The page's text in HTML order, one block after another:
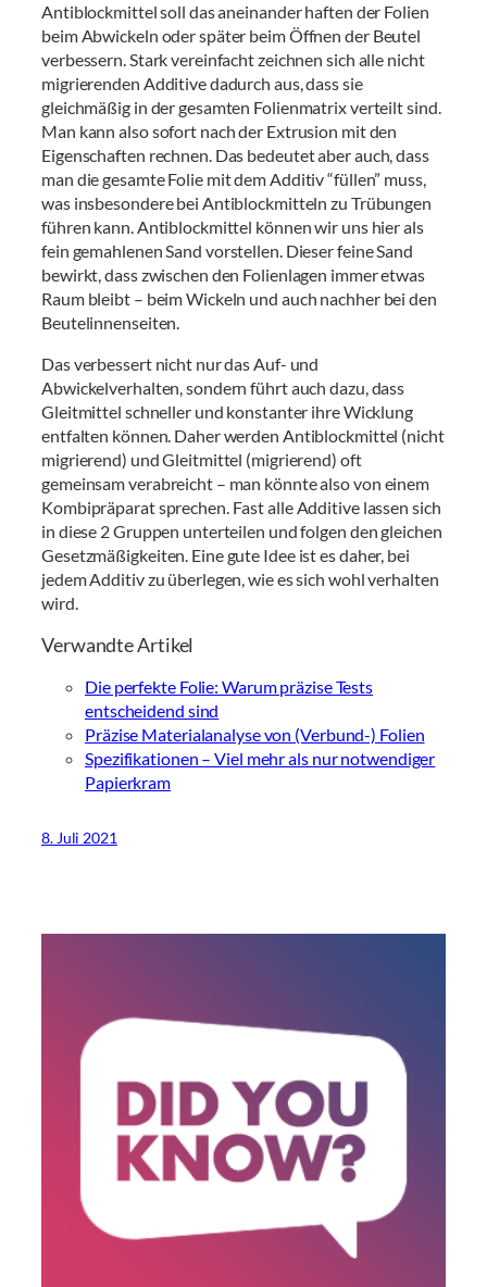
Antiblockmittel soll das aneinander haften der Folien
beim Abwickeln oder später beim Öffnen der Beutel
verbessern. Stark vereinfacht zeichnen sich alle nicht
migrierenden Additive dadurch aus, dass sie
gleichmäßig in der gesamten Folienmatrix verteilt sind.
Man kann also sofort nach der Extrusion mit den
Eigenschaften rechnen. Das bedeutet aber auch, dass
man die gesamte Folie mit dem Additiv “füllen” muss,
was insbesondere bei Antiblockmitteln zu Trübungen
führen kann. Antiblockmittel können wir uns hier als
fein gemahlenen Sand vorstellen. Dieser feine Sand
bewirkt, dass zwischen den Folienlagen immer etwas
Raum bleibt – beim Wickeln und auch nachher bei den
Beutelinnenseiten.
Das verbessert nicht nur das Auf- und
Abwickelverhalten, sondern führt auch dazu, dass
Gleitmittel schneller und konstanter ihre Wicklung
entfalten können. Daher werden Antiblockmittel (nicht
migrierend) und Gleitmittel (migrierend) oft
gemeinsam verabreicht – man könnte also von einem
Kombipräparat sprechen. Fast alle Additive lassen sich
in diese 2 Gruppen unterteilen und folgen den gleichen
Gesetzmäßigkeiten. Eine gute Idee ist es daher, bei
jedem Additiv zu überlegen, wie es sich wohl verhalten
wird.
Verwandte Artikel
Die perfekte Folie: Warum präzise Tests
entscheidend sind
Präzise Materialanalyse von (Verbund-) Folien
Spezifikationen – Viel mehr als nur notwendiger
Papierkram
8. Juli 2021